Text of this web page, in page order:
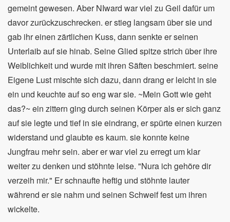
gemeint gewesen. Aber NIward war viel zu Geil dafür um
davor zurückzuschrecken. er stieg langsam über sie und
gab ihr einen zärtlichen Kuss, dann senkte er seinen
Unterlaib auf sie hinab. Seine Glied spitze strich über ihre
Weiblichkeit und wurde mit ihren Säften beschmiert. seine
Eigene Lust mischte sich dazu, dann drang er leicht in sie
ein und keuchte auf so eng war sie. ~Mein Gott wie geht
das?~ ein zittern ging durch seinen Körper als er sich ganz
auf sie legte und tief in sie eindrang, er spürte einen kurzen
widerstand und glaubte es kaum. sie konnte keine
Jungfrau mehr sein. aber er war viel zu erregt um klar
weiter zu denken und stöhnte leise. "Nura ich gehöre dir
verzeih mir." Er schnaufte heftig und stöhnte lauter
während er sie nahm und seinen Schweif fest um ihren
wickelte.